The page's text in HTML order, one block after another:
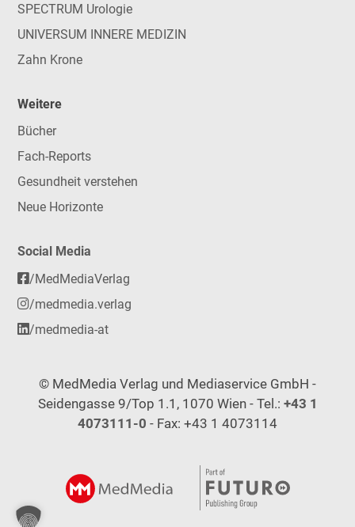
SPECTRUM Urologie
UNIVERSUM INNERE MEDIZIN
Zahn Krone
Weitere
Bücher
Fach-Reports
Gesundheit verstehen
Neue Horizonte
Social Media
/MedMediaVerlag
/medmedia.verlag
/medmedia-at
© MedMedia Verlag und Mediaservice GmbH -
Seidengasse 9/Top 1.1, 1070 Wien - Tel.: +43 1
4073111-0 - Fax: +43 1 4073114